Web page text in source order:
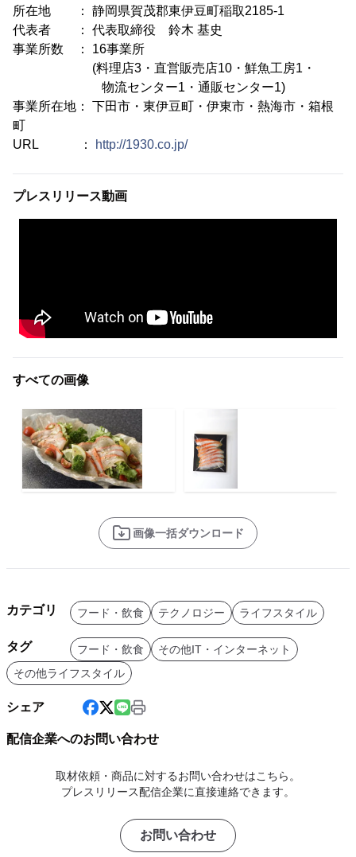
所在地 ： 静岡県賀茂郡東伊豆町稲取2185-1
代表者 ： 代表取締役 鈴木 基史
事業所数 ： 16事業所
(料理店3・直営販売店10・鮮魚工房1・
物流センター1・通販センター1)
事業所在地： 下田市・東伊豆町・伊東市・熱海市・箱根
町
URL ：
http://1930.co.jp/
プレスリリース動画
すべての画像
画像一括ダウンロード
カテゴリ フード・飲食 テクノロジー ライフスタイル
タグ フード・飲食
その他IT・インターネット
その他ライフスタイル
シェア
配信企業へのお問い合わせ
取材依頼・商品に対するお問い合わせはこちら。
プレスリリース配信企業に直接連絡できます。
お問い合わせ